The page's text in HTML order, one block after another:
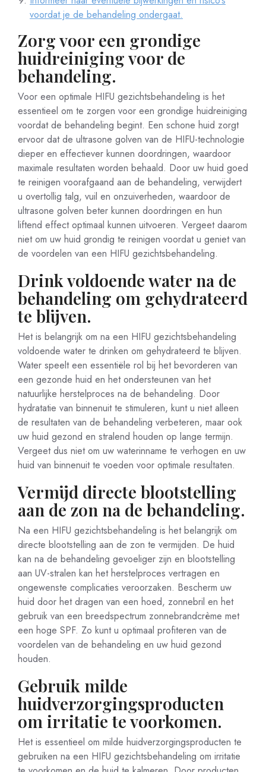
voordat je de behandeling ondergaat.
Zorg voor een grondige
huidreiniging voor de
behandeling.
Voor een optimale HIFU gezichtsbehandeling is het
essentieel om te zorgen voor een grondige huidreiniging
voordat de behandeling begint. Een schone huid zorgt
ervoor dat de ultrasone golven van de HIFU-technologie
dieper en effectiever kunnen doordringen, waardoor
maximale resultaten worden behaald. Door uw huid goed
te reinigen voorafgaand aan de behandeling, verwijdert
u overtollig talg, vuil en onzuiverheden, waardoor de
ultrasone golven beter kunnen doordringen en hun
liftend effect optimaal kunnen uitvoeren. Vergeet daarom
niet om uw huid grondig te reinigen voordat u geniet van
de voordelen van een HIFU gezichtsbehandeling.
Drink voldoende water na de
behandeling om gehydrateerd
te blijven.
Het is belangrijk om na een HIFU gezichtsbehandeling
voldoende water te drinken om gehydrateerd te blijven.
Water speelt een essentiële rol bij het bevorderen van
een gezonde huid en het ondersteunen van het
natuurlijke herstelproces na de behandeling. Door
hydratatie van binnenuit te stimuleren, kunt u niet alleen
de resultaten van de behandeling verbeteren, maar ook
uw huid gezond en stralend houden op lange termijn.
Vergeet dus niet om uw waterinname te verhogen en uw
huid van binnenuit te voeden voor optimale resultaten.
Vermijd directe blootstelling
aan de zon na de behandeling.
Na een HIFU gezichtsbehandeling is het belangrijk om
directe blootstelling aan de zon te vermijden. De huid
kan na de behandeling gevoeliger zijn en blootstelling
aan UV-stralen kan het herstelproces vertragen en
ongewenste complicaties veroorzaken. Bescherm uw
huid door het dragen van een hoed, zonnebril en het
gebruik van een breedspectrum zonnebrandcrème met
een hoge SPF. Zo kunt u optimaal profiteren van de
voordelen van de behandeling en uw huid gezond
houden.
Gebruik milde
huidverzorgingsproducten
om irritatie te voorkomen.
Het is essentieel om milde huidverzorgingsproducten te
gebruiken na een HIFU gezichtsbehandeling om irritatie